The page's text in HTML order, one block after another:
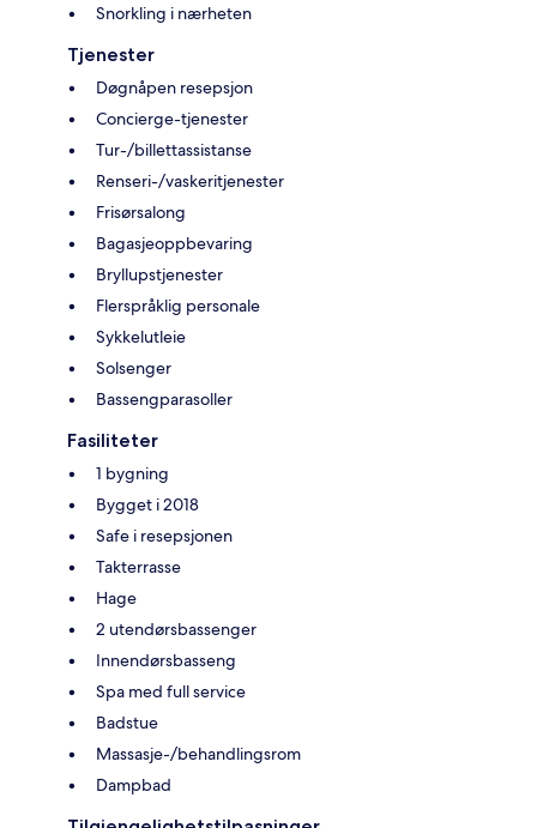
Snorkling i nærheten
Tjenester
Døgnåpen resepsjon
Concierge-tjenester
Tur-/billettassistanse
Renseri-/vaskeritjenester
Frisørsalong
Bagasjeoppbevaring
Bryllupstjenester
Flerspråklig personale
Sykkelutleie
Solsenger
Bassengparasoller
Fasiliteter
1 bygning
Bygget i 2018
Safe i resepsjonen
Takterrasse
Hage
2 utendørsbassenger
Innendørsbasseng
Spa med full service
Badstue
Massasje-/behandlingsrom
Dampbad